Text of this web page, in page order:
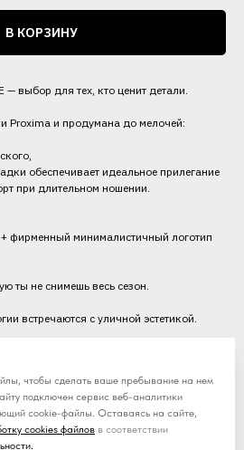
В КОРЗИНУ
— выбор для тех, кто ценит детали.
Proxima и продумана до мелочей:
обеспечивает идеальное прилегание
при длительном ношении.
фирменный минималистичный логотип
ты не снимешь весь сезон.
встречаются с уличной эстетикой.
чтобы сделать ваше пребывание на нем
подключен сервис веб-аналитики
cookie-файлы. Оставаясь на сайте,
cookies файлов в соответствии
.